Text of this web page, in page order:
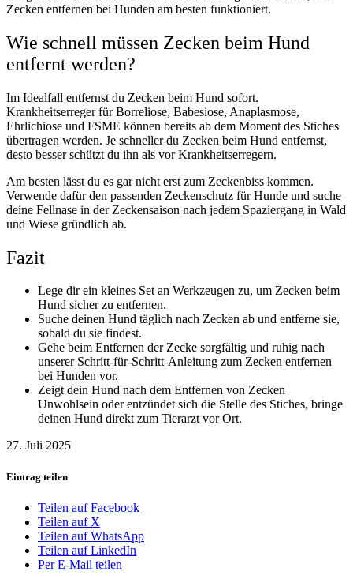
Zecken entfernen bei Hunden am besten funktioniert.
Wie schnell müssen Zecken beim Hund
entfernt werden?
Im Idealfall entfernst du Zecken beim Hund sofort.
Krankheitserreger für Borreliose, Babesiose, Anaplasmose,
Ehrlichiose und FSME können bereits ab dem Moment des Stiches
übertragen werden. Je schneller du Zecken beim Hund entfernst,
desto besser schützt du ihn als vor Krankheitserregern.
Am besten lässt du es gar nicht erst zum Zeckenbiss kommen.
Verwende dafür den passenden Zeckenschutz für Hunde und suche
deine Fellnase in der Zeckensaison nach jedem Spaziergang in Wald
und Wiese gründlich ab.
Fazit
Lege dir ein kleines Set an Werkzeugen zu, um Zecken beim
Hund sicher zu entfernen.
Suche deinen Hund täglich nach Zecken ab und entferne sie,
sobald du sie findest.
Gehe beim Entfernen der Zecke sorgfältig und ruhig nach
unserer Schritt-für-Schritt-Anleitung zum Zecken entfernen
bei Hunden vor.
Zeigt dein Hund nach dem Entfernen von Zecken
Unwohlsein oder entzündet sich die Stelle des Stiches, bringe
deinen Hund direkt zum Tierarzt vor Ort.
27. Juli 2025
Eintrag teilen
Teilen auf Facebook
Teilen auf X
Teilen auf WhatsApp
Teilen auf LinkedIn
Per E-Mail teilen